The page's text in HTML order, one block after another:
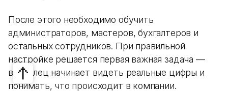
После этого необходимо обучить
администраторов, мастеров, бухгалтеров и
остальных сотрудников. При правильной
настройке решается первая важная задача —
владелец начинает видеть реальные цифры и
понимать, что происходит в компании.